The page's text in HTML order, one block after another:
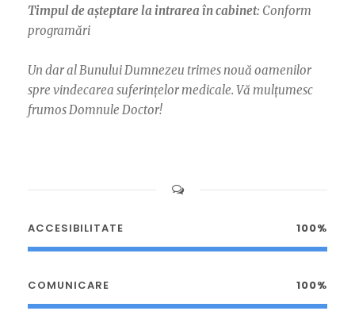
Timpul de așteptare la intrarea în cabinet: Conform
programări
Un dar al Bunului Dumnezeu trimes nouă oamenilor
spre vindecarea suferințelor medicale. Vă mulțumesc
frumos Domnule Doctor!
ACCESIBILITATE 100%
COMUNICARE 100%